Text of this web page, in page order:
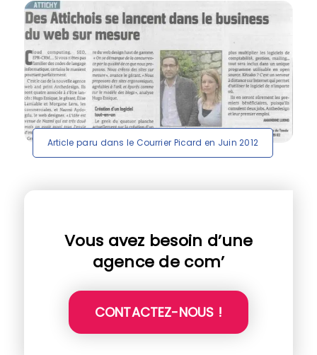
Article paru dans le Courrier Picard en Juin 2012
Vous avez besoin d’une
agence de com’
CONTACTEZ-NOUS !